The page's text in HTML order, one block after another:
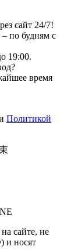
сайт 24/7!
по будням с
19:00.
время
Политикой
сайте, не
и носят